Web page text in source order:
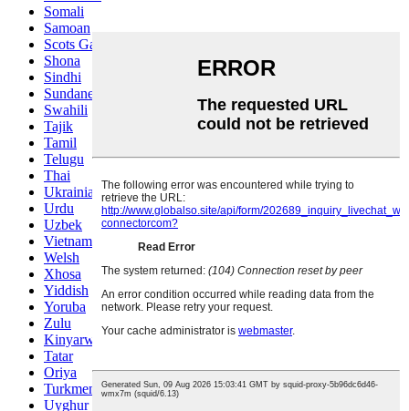
Somali
Samoan
Scots Gaelic
Shona
Sindhi
Sundanese
Swahili
Tajik
Tamil
Telugu
Thai
Ukrainian
Urdu
Uzbek
Vietnamese
Welsh
Xhosa
Yiddish
Yoruba
Zulu
Kinyarwanda
Tatar
Oriya
Turkmen
Uyghur